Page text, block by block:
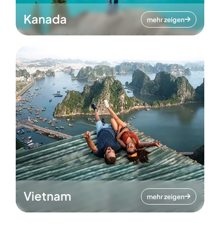
Kanada mehr zeigen
Vietnam mehr zeigen